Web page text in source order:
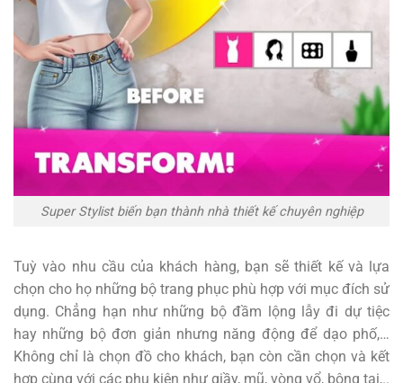
Super Stylist biến bạn thành nhà thiết kế chuyên nghiệp
Tuỳ vào nhu cầu của khách hàng, bạn sẽ thiết kế và lựa
chọn cho họ những bộ trang phục phù hợp với mục đích sử
dụng. Chẳng hạn như những bộ đầm lộng lẫy đi dự tiệc
hay những bộ đơn giản nhưng năng động để dạo phố,…
Không chỉ là chọn đồ cho khách, bạn còn cần chọn và kết
hợp cùng với các phụ kiện như giầy, mũ, vòng vổ, bông tai,..